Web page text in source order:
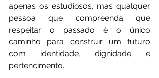
apenas os estudiosos, mas qualquer
pessoa que compreenda que
respeitar o passado é o único
caminho para construir um futuro
com identidade, dignidade e
pertencimento.